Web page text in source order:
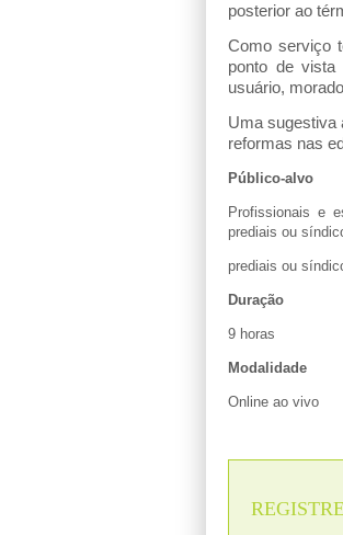
posterior ao
Como serviço
ponto de
usuário,
Uma sugestiva
reformas nas
Público-alvo
Profissionais e
prediais ou
prediais ou
Duração
9 horas
Modalidade
Online ao vivo